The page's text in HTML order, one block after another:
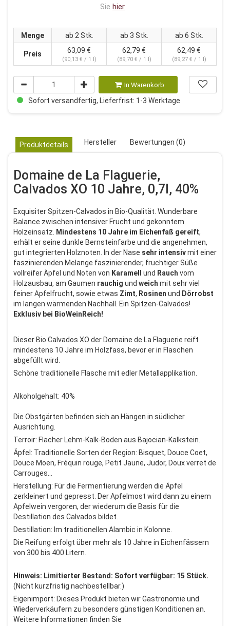
Sie hier
Menge ab 2 Stk. ab 3 Stk. ab 6 Stk.
Preis 63,09 €
(90,13 € / 1 l)
62,79 €
(89,70 € / 1 l)
62,49 €
(89,27 € / 1 l)
In Warenkorb
Sofort versandfertig, Lieferfrist: 1-3 Werktage
Produktdetails Hersteller Bewertungen (0)
Domaine de La Flaguerie,
Calvados XO 10 Jahre, 0,7l, 40%
Exquisiter Spitzen-Calvados in Bio-Qualität. Wunderbare
Balance zwischen intensiver Frucht und gekonntem
Holzeinsatz.
Mindestens 10 Jahre im Eichenfaß gereift,
erhält er seine dunkle Bernsteinfarbe und die angenehmen,
gut integrierten Holznoten. In der Nase sehr intensivmit einer
faszinierenden Melange faszinierender, fruchtiger Süße
vollreifer Äpfel und Noten von Karamell und Rauch vom
Holzausbau, am Gaumen rauchig und weich mit sehr viel
feiner Apfelfrucht, sowie etwas Zimt, Rosinen und Dörrobst
im langen wärmenden Nachhall. Ein Spitzen-Calvados!
Exklusiv bei BioWeinReich!
Dieser Bio Calvados XO der Domaine de La Flaguerie reift
mindestens 10 Jahre im Holzfass, bevor er in Flaschen
abgefüllt wird.
Schöne traditionelle Flasche mit edler Metallapplikation.
Alkoholgehalt: 40%
Die Obstgärten befinden sich an Hängen in südlicher
Ausrichtung.
Terroir: Flacher Lehm-Kalk-Boden aus Bajocian-Kalkstein.
Äpfel: Traditionelle Sorten der Region: Bisquet, Douce Coet,
Douce Moen, Fréquin rouge, Petit Jaune, Judor, Doux verret de
Carrouges…
Herstellung: Für die Fermentierung werden die Äpfel
zerkleinert und gepresst. Der Apfelmost wird dann zu einem
Apfelwein vergoren, der wiederum die Basis für die
Destillation des Calvados bildet.
Destillation: Im traditionellen Alambic in Kolonne.
Die Reifung erfolgt über mehr als 10 Jahre in Eichenfässern
von 300 bis 400 Litern.
Hinweis: Limitierter Bestand: Sofort verfügbar: 15 Stück.
(Nicht kurzfristig nachbestellbar.)
Eigenimport: Dieses Produkt bieten wir Gastronomie und
Wiederverkäufern zu besonders günstigen Konditionen an.
Weitere Informationen finden Sie